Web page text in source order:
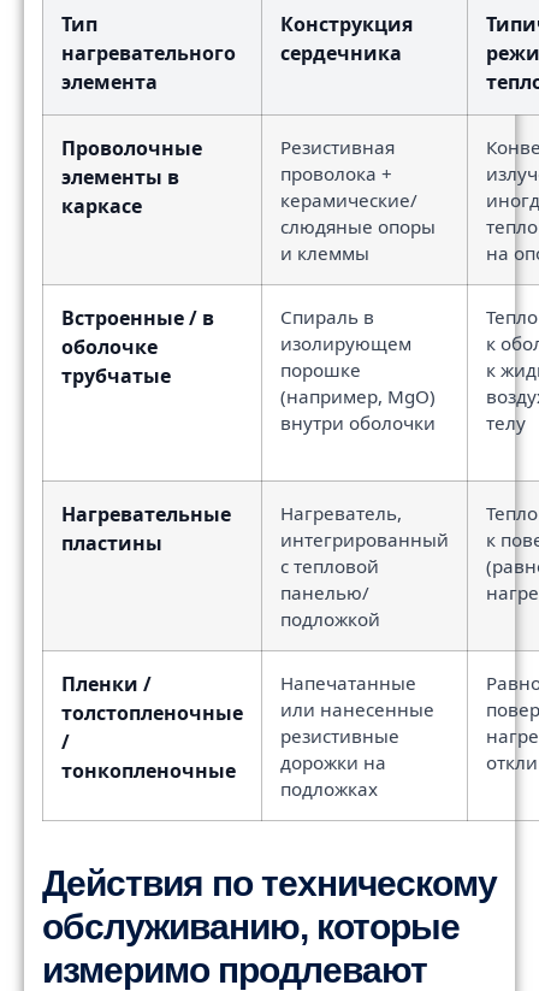
Тип
нагревательного
элемента
Конструкция
сердечника
Проволочные
элементы в
каркасе
Резистивная
проволока +
керамические/
слюдяные опоры
и клеммы
на
Встроенные / в
оболочке
трубчатые
Спираль в
изолирующем
порошке
(например, MgO)
внутри оболочки
к
к
телу
Нагревательные
пластины
Нагреватель,
интегрированный
с тепловой
панелью/
подложкой
к
Пленки /
толстопленочные
/
тонкопленочные
Напечатанные
или нанесенные
резистивные
дорожки на
подложках
Действия по техническому
обслуживанию, которые
измеримо продлевают